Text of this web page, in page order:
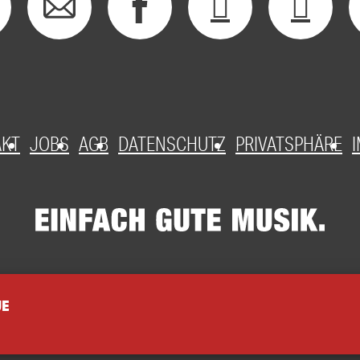
JOBS AGB DATENSCHUTZ PRIVATSPHÄRE